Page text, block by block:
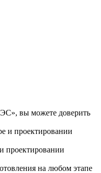
вы можете доверить
проектировании